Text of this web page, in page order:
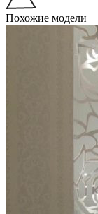
Похожие модели